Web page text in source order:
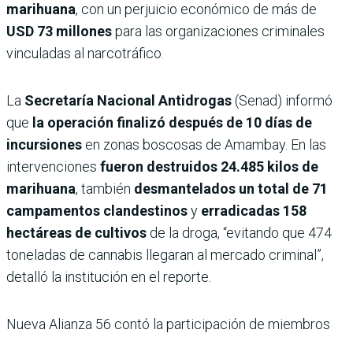
marihuana, con un perjuicio económico de más de
USD 73 millonespara las organizaciones criminales
vinculadas al narcotráfico.
La Secretaría Nacional Antidrogas(Senad) informó
que la operación finalizó después de 10 días de
incursiones en zonas boscosas de Amambay. En las
intervenciones fueron destruidos 24.485 kilos de
marihuana, también desmantelados un total de 71
campamentos clandestinosy erradicadas 158
hectáreas de cultivos de la droga, “evitando que 474
toneladas de cannabis llegaran al mercado criminal”,
detalló la institución en el reporte.
Nueva Alianza 56 contó la participación de miembros